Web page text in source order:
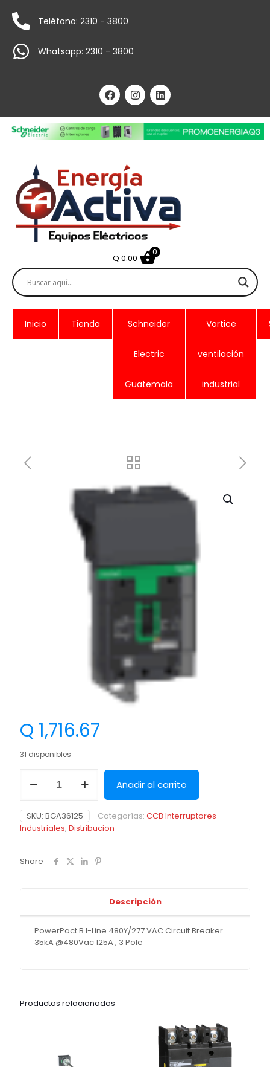
Teléfono: 2310 - 3800
Whatsapp: 2310 - 3800
Q 0.00
0
Inicio Tienda Schneider
Electric
Guatemala
Vortice
ventilación
industrial
Q 1,716.67
31 disponibles
Añadir al carrito
SKU: BGA36125 Categorías: CCB Interruptores
Industriales, Distribucion
Share
Descripción
PowerPact B I-Line 480Y/277 VAC Circuit Breaker
35kA @480Vac 125A , 3 Pole
Productos relacionados